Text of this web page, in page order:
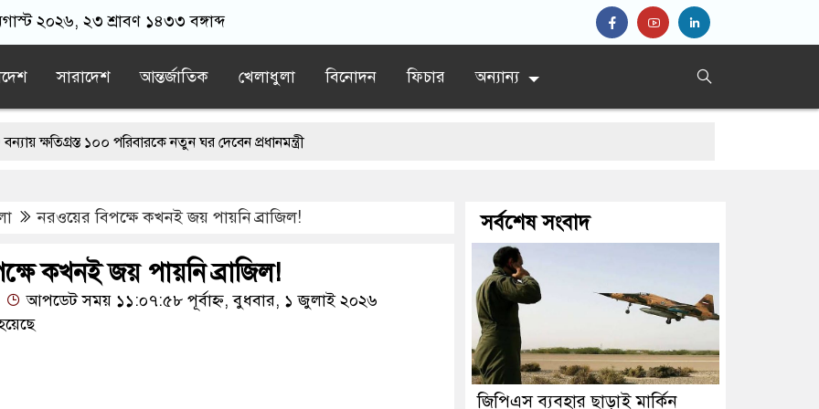
২০২৬, ২৩ শ্রাবণ ১৪৩৩ বঙ্গাব্দ
সারাদেশ আন্তর্জাতিক খেলাধুলা বিনোদন ফিচার অন্যান্য
১০০ পরিবারকে নতুন ঘর দেবেন প্রধানমন্ত্রী
তাই জীবিত অবস্থায় নিজের চল্লিশার আয়োজন করলেন বৃদ্ধ
লোভ দেখিয়ে স্কুল শিক্ষার্থীদের মিছিলে নিলেন যুবলীগ নেতা
শেষ হতে পারে: ট্রাম্প
নরওয়ের বিপক্ষে কখনই জয় পায়নি ব্রাজিল!
কখনই জয় পায়নি ব্রাজিল!
আপডেট সময় ১১:০৭:৫৮ পূর্বাহ্ন, বুধবার, ১ জুলাই ২০২৬
সর্বশেষ সংবাদ
জিপিএস ব্যবহার ছাড়াই মার্কিন